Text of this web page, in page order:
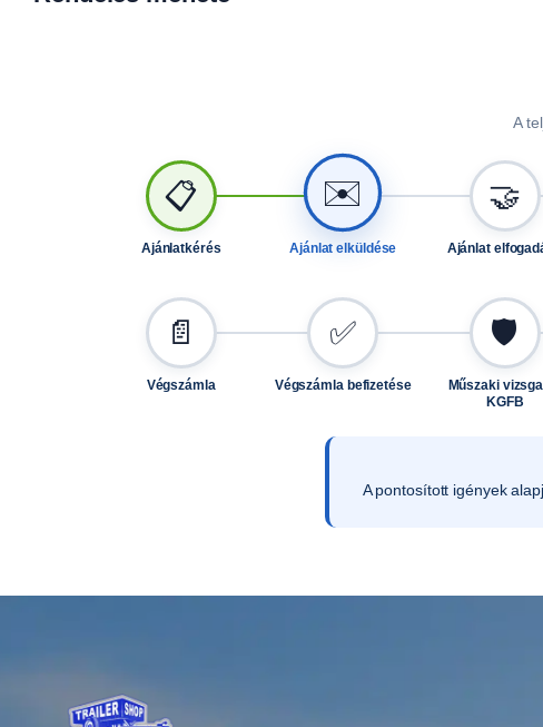
A
📋
Ajánlatkérés
✉️
Ajánlat elküldése
🤝
Ajánlat
📄
Végszámla
✅
Végszámla befizetése
🛡️
Műszaki
KGFB
A pontosított igények